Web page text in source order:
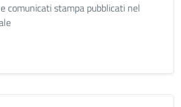
comunicati stampa pubblicati nel